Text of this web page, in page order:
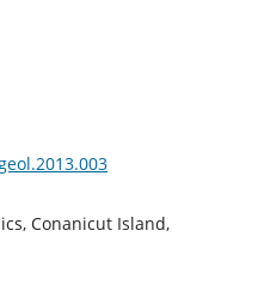
Conanicut Island,